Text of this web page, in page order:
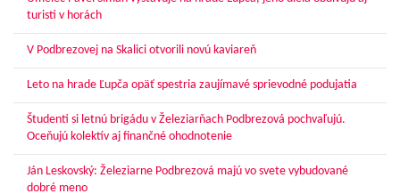
turisti v horách
V Podbrezovej na Skalici otvorili novú kaviareň
Leto na hrade Ľupča opäť spestria zaujímavé sprievodné podujatia
Študenti si letnú brigádu v Železiarňach Podbrezová pochvaľujú.
Oceňujú kolektív aj finančné ohodnotenie
Ján Leskovský: Železiarne Podbrezová majú vo svete vybudované
dobré meno